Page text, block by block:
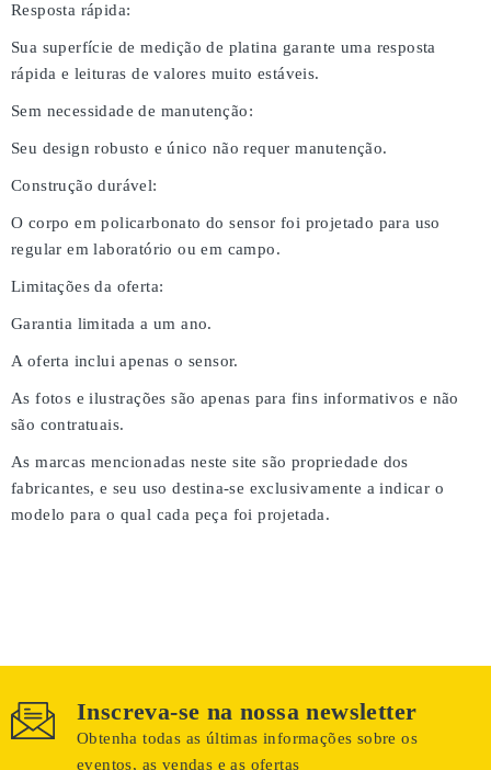
Resposta rápida:
Sua superfície de medição de platina garante uma resposta
rápida e leituras de valores muito estáveis.
Sem necessidade de manutenção:
Seu design robusto e único não requer manutenção.
Construção durável:
O corpo em policarbonato do sensor foi projetado para uso
regular em laboratório ou em campo.
Limitações da oferta:
Garantia limitada a um ano.
A oferta inclui apenas o sensor.
As fotos e ilustrações são apenas para fins informativos e não
são contratuais.
As marcas mencionadas neste site são propriedade dos
fabricantes, e seu uso destina-se exclusivamente a indicar o
modelo para o qual cada peça foi projetada.
Inscreva-se na nossa newsletter
Obtenha todas as últimas informações sobre os
eventos, as vendas e as ofertas